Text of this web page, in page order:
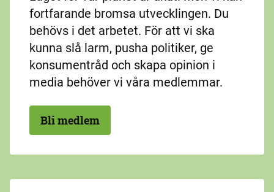
fortfarande bromsa utvecklingen. Du
behövs i det arbetet. För att vi ska
kunna slå larm, pusha politiker, ge
konsumentråd och skapa opinion i
media behöver vi våra medlemmar.
Bli medlem